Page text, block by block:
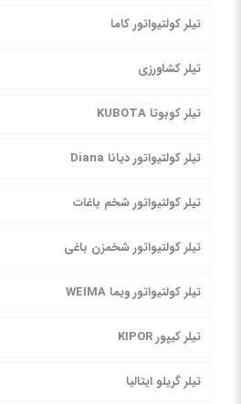
تیلر کولتیواتور کاما
تیلر کشاورزی
تیلر کوبوتا KUBOTA
تیلر کولتیواتور دیانا Diana
تیلر کولتیواتور شخم باغات
تیلر کولتیواتور شخمزن باغی
تیلر کولتیواتور ویما WEIMA
تیلر کیپور KIPOR
تیلر گریلو ایتالیا